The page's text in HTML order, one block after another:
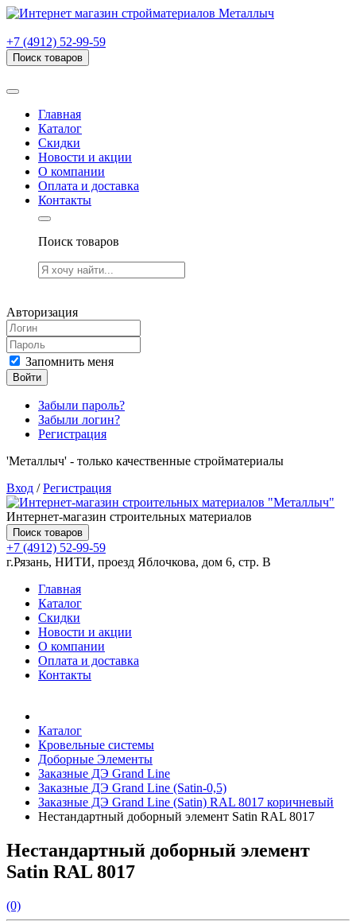
+7 (4912) 52-99-59
Поиск товаров
Главная
Каталог
Скидки
Новости и акции
О компании
Оплата и доставка
Контакты
Поиск товаров
Авторизация
Запомнить меня
Войти
Забыли пароль?
Забыли логин?
Регистрация
'Металлыч' - только качественные стройматериалы
Вход /Регистрация
Интернет-магазин строительных материалов
Поиск товаров
+7 (4912) 52-99-59
г.Рязань, НИТИ, проезд Яблочкова, дом 6, стр. В
Главная
Каталог
Скидки
Новости и акции
О компании
Оплата и доставка
Контакты
Каталог
Кровельные системы
Доборные Элементы
Заказные ДЭ Grand Line
Заказные ДЭ Grand Line (Satin-0,5)
Заказные ДЭ Grand Line (Satin) RAL 8017 коричневый
Нестандартный доборный элемент Satin RAL 8017
Нестандартный доборный элемент
Satin RAL 8017
(0)